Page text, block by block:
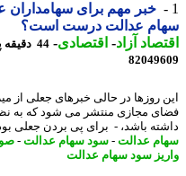
عدالت درست است؟
آزاد - اقتصادی-44 دقیقه پیش - شنبه 17 مرداد 1405، 19:07
روزها در حالی خبرهای جعلی از
مجازی منتشر می شود که به نظر
باشد، - برای پی بردن جعلی بودن
عدالت-سود سهام عدالت-صورت
سود سهام عدالت